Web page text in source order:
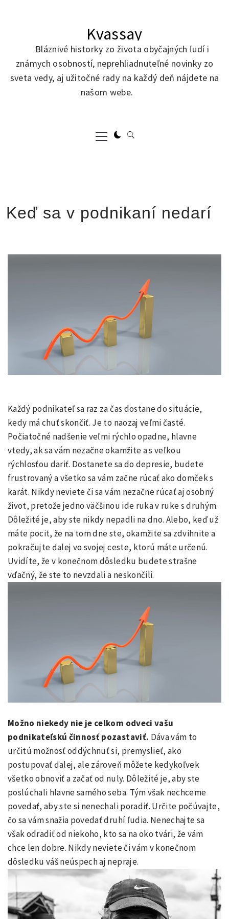
Kvassay
Bláznivé historky zo života obyčajných ľudí i
známych osobností, neprehliadnuteľné novinky zo
sveta vedy, aj užitočné rady na každý deň nájdete na
našom webe.
Primary
Menu
Keď sa v podnikaní nedarí
Každý podnikateľ sa raz za čas dostane do situácie,
kedy má chuť skončiť. Je to naozaj veľmi časté.
Počiatočné nadšenie veľmi rýchlo opadne, hlavne
vtedy, ak sa vám nezačne okamžite a s veľkou
rýchlosťou dariť. Dostanete sa do depresie, budete
frustrovaný a všetko sa vám začne rúcať ako domček s
karát. Nikdy neviete či sa vám nezačne rúcať aj osobný
život, pretože jedno väčšinou ide ruka v ruke s druhým.
Dôležité je, aby ste nikdy nepadli na dno. Alebo, keď už
máte pocit, že na tom dne ste, okamžite sa zdvihnite a
pokračujte ďalej vo svojej ceste, ktorú máte určenú.
Uvidíte, že v konečnom dôsledku budete strašne
vďačný, že ste to nevzdali a neskončili.
Možno niekedy nie je celkom odveci vašu
podnikateľskú činnosť pozastaviť. Dáva vám to
určitú možnosť oddýchnuť si, premyslieť, ako
postupovať ďalej, ale zároveň môžete kedykoľvek
všetko obnoviť a začať od nuly. Dôležité je, aby ste
poslúchali hlavne samého seba. Tým však nechceme
povedať, aby ste si nenechali poradiť. Určite počúvajte,
čo sa vám snažia povedať druhí ľudia. Nenechajte sa
však odradiť od niekoho, kto sa na oko tvári, že vám
chce len dobre. Nikdy neviete či vám v konečnom
dôsledku váš neúspech aj nepraje.